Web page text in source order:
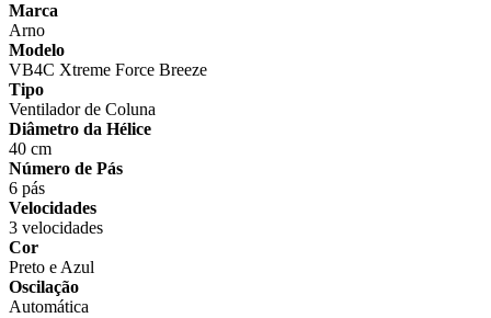
Marca
Arno
Modelo
VB4C Xtreme Force Breeze
Tipo
Ventilador de Coluna
Diâmetro da Hélice
40 cm
Número de Pás
6 pás
Velocidades
3 velocidades
Cor
Preto e Azul
Oscilação
Automática